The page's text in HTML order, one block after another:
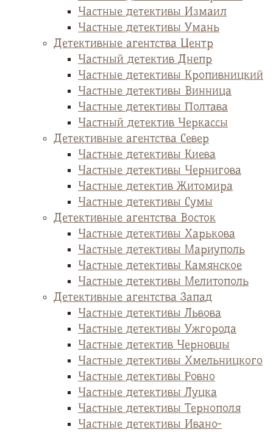
Частные детективы Измаил
Частные детективы Умань
Детективные агентства Центр
Частный детектив Днепр
Частные детективы Кропивницкий
Частные детективы Винница
Частные детективы Полтава
Частный детектив Черкассы
Детективные агентства Север
Частные детективы Киева
Частные детективы Чернигова
Частные детектив Житомира
Частные детективы Сумы
Детективные агентства Восток
Частные детективы Харькова
Частные детективы Мариуполь
Частные детективы Камянское
Частные детективы Мелитополь
Детективные агентства Запад
Частные детективы Львова
Частные детективы Ужгорода
Частные детектив Черновцы
Частные детективы Хмельницкого
Частные детективы Ровно
Частные детективы Луцка
Частные детективы Тернополя
Частные детективы Ивано-